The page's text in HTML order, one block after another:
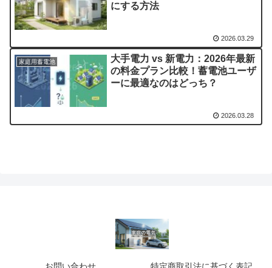
にする方法
2026.03.29
家庭用蓄電池
大手電力 vs 新電力：2026年最新
の料金プラン比較！蓄電池ユーザ
ーに最適なのはどっち？
2026.03.28